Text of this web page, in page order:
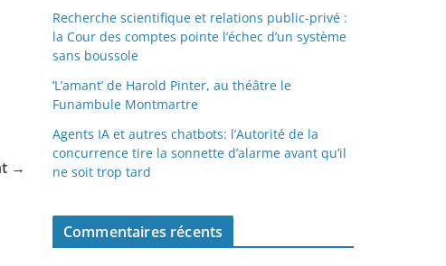
→
Recherche scientifique et relations public-privé :
la Cour des comptes pointe l’échec d’un système
sans boussole
‘L’amant’ de Harold Pinter, au théâtre le
Funambule Montmartre
Agents IA et autres chatbots: l’Autorité de la
concurrence tire la sonnette d’alarme avant qu’il
ne soit trop tard
Commentaires récents